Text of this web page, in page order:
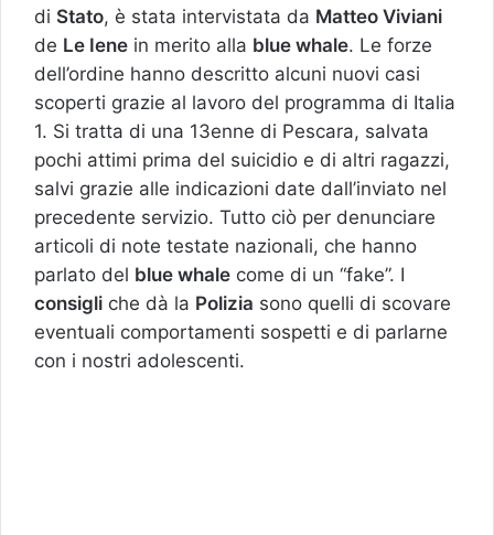
di Stato, è stata intervistata da Matteo Viviani
de Le Iene in merito alla blue whale. Le forze
dell’ordine hanno descritto alcuni nuovi casi
scoperti grazie al lavoro del programma di Italia
1. Si tratta di una 13enne di Pescara, salvata
pochi attimi prima del suicidio e di altri ragazzi,
salvi grazie alle indicazioni date dall’inviato nel
precedente servizio. Tutto ciò per denunciare
articoli di note testate nazionali, che hanno
parlato del blue whale come di un “fake”. I
consigli che dà la Polizia sono quelli di scovare
eventuali comportamenti sospetti e di parlarne
con i nostri adolescenti.